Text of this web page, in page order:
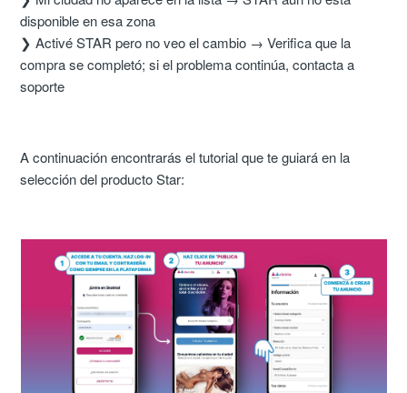
disponible en esa zona
❯ Activé STAR pero no veo el cambio → Verifica que la
compra se completó; si el problema continúa, contacta a
soporte
A continuación encontrarás el tutorial que te guiará en la
selección del producto Star: